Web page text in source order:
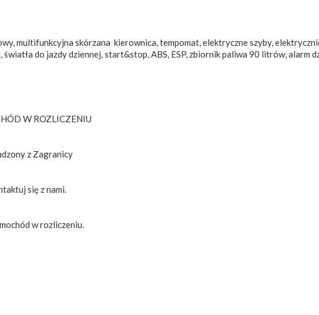
multifunkcyjna skórzana kierownica, tempomat, elektryczne szyby,
do jazdy dziennej, start&stop, ABS, ESP, zbiornik paliwa 90 litrów, alarm
W ROZLICZENIU
z Zagranicy
się z nami.
w rozliczeniu.